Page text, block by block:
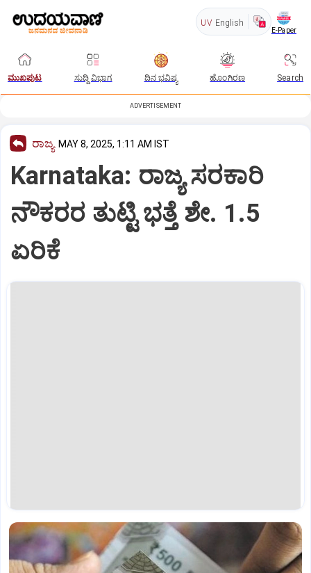
UV English
E-Paper
ಮುಖಪುಟ ಸುದ್ದಿ ವಿಭಾಗ ದಿನ ಭವಿಷ್ಯ ಹೊಂಗಿರಣ Search
ADVERTISEMENT
ರಾಜ್ಯ MAY 8, 2025, 1:11 AM IST
Karnataka: ರಾಜ್ಯ ಸರಕಾರಿ
ನೌಕರರ ತುಟ್ಟಿ ಭತ್ತೆ ಶೇ. 1.5
ಏರಿಕೆ